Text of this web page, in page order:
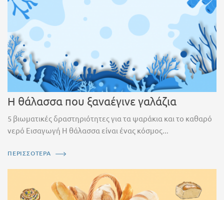
Η θάλασσα που ξαναέγινε γαλάζια
5 βιωματικές δραστηριότητες για τα ψαράκια και το καθαρό
νερό Εισαγωγή Η θάλασσα είναι ένας κόσμος...
ΠΕΡΙΣΣΟΤΕΡΑ